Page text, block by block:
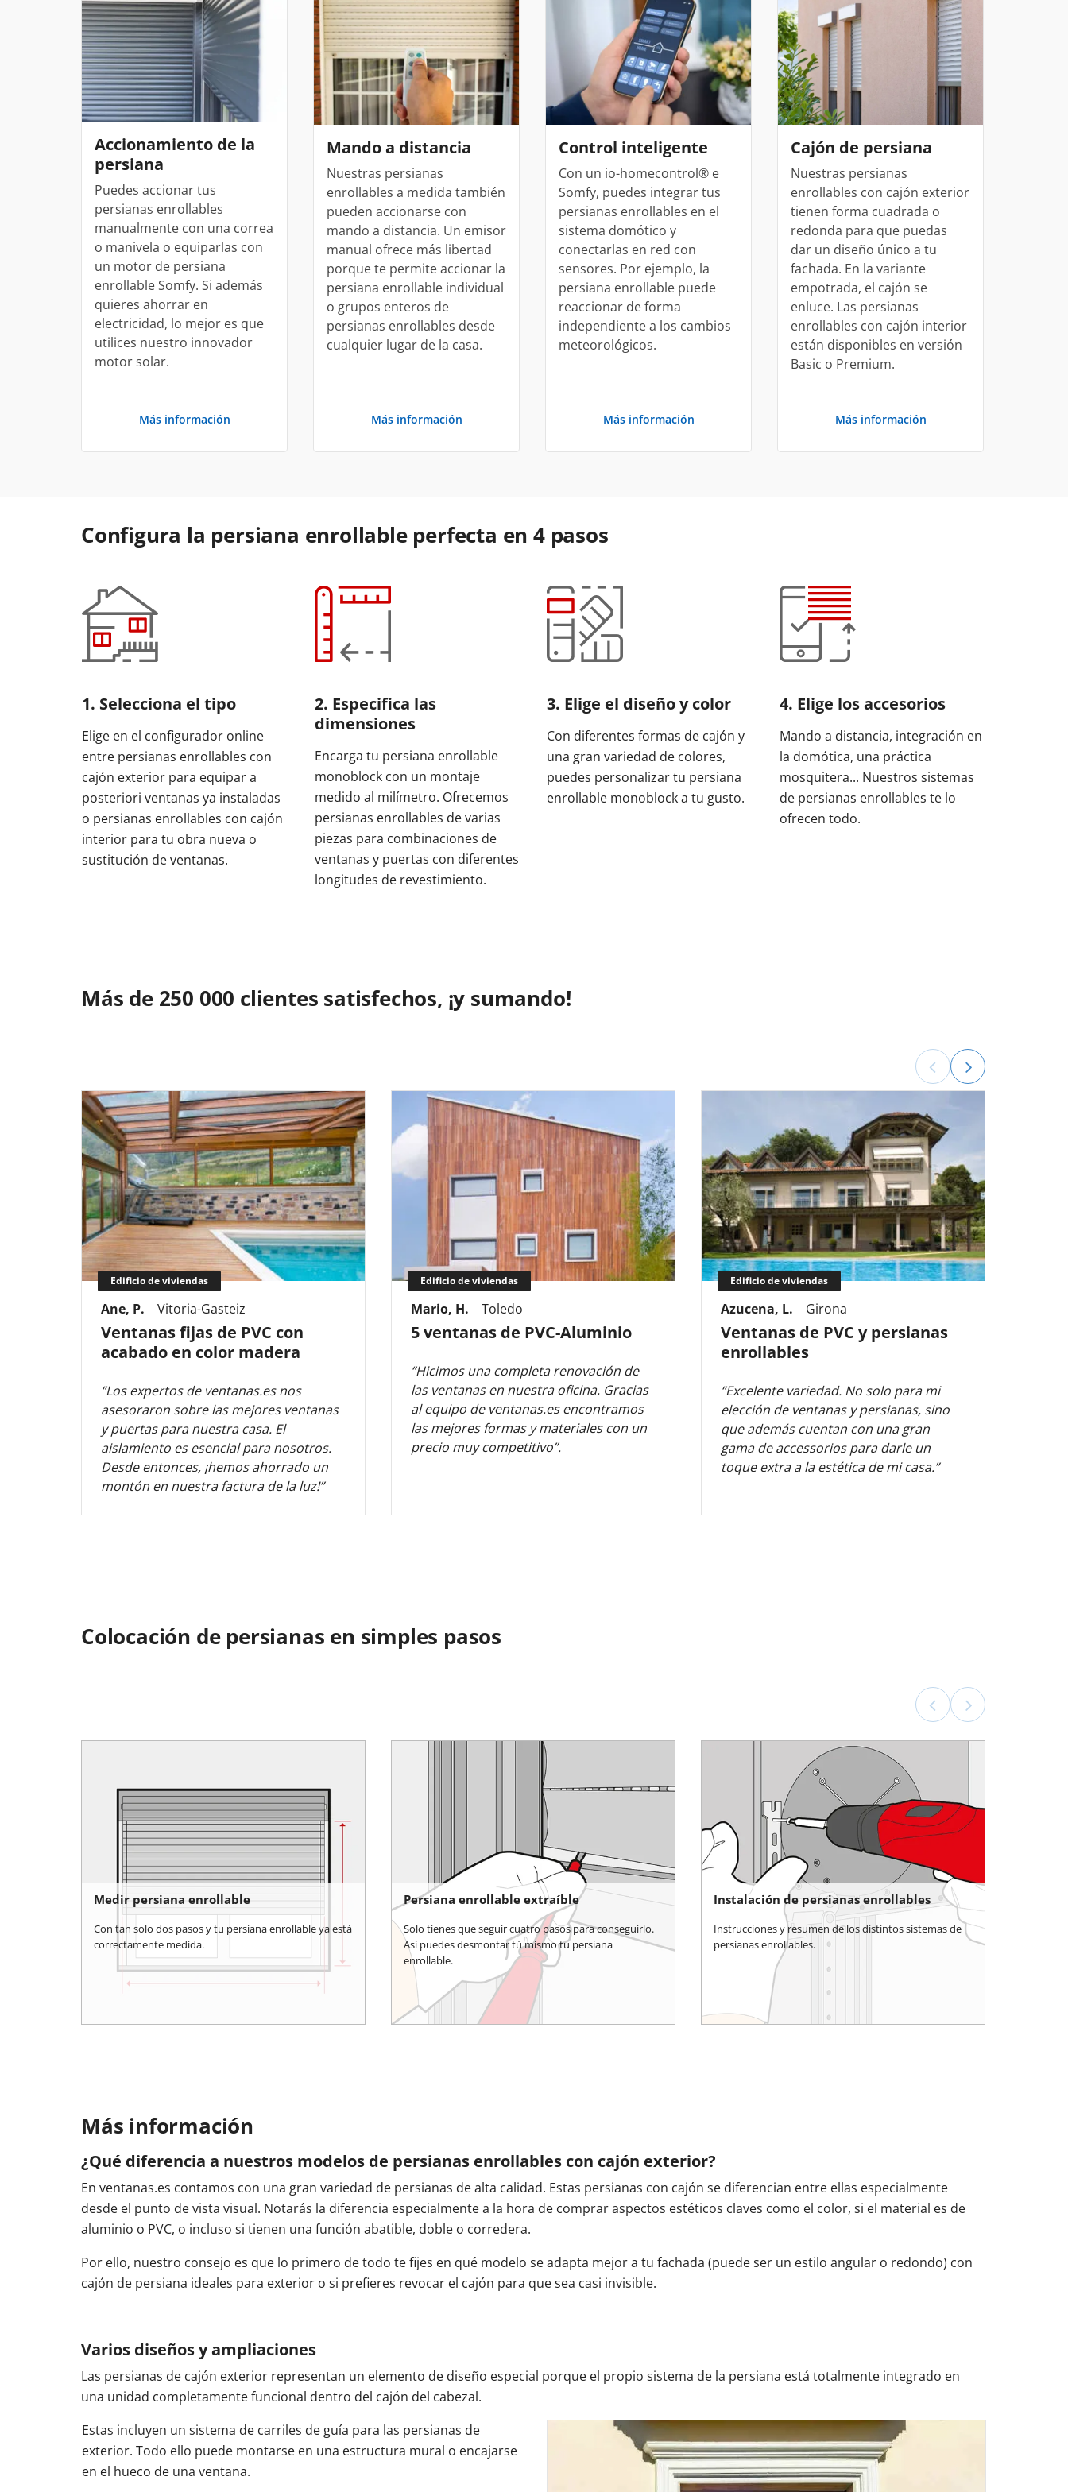
Otros enlaces
Tipos de ventanas Tamaños de las ventanas Colores de las ventanas Ventanas Cortizo Ventanas Veka
Instrucciones y vídeos
Cómo instalar una ventana Cómo ajustar una ventana Vídeos Subvenciones para cambiar ventanas
Otros enlaces
Tamaños balconeras Coste balconeras Balconeras Cortizo Balconeras Veka
Instrucciones y vídeos
Cómo instalar una balconera Cómo ajustar una balconera Videos Descubre nuestras balconeras de aluminio
Otros enlaces
Tamaños puertas entrada Colores puertas de entrada Cerradura eléctrica
Instrucciones y vídeos
Instalar puerta de entrada Ajustar puerta de entrada Videos Descubre nuestras puertas de entrada de aluminio
Accionamiento de la
persiana
Puedes accionar tus
persianas enrollables
manualmente con una correa
o manivela o equiparlas con
un motor de persiana
enrollable Somfy. Si además
quieres ahorrar en
electricidad, lo mejor es que
utilices nuestro innovador
motor solar.
Más información
Mando a distancia
Nuestras persianas
enrollables a medida también
pueden accionarse con
mando a distancia. Un emisor
manual ofrece más libertad
porque te permite accionar la
persiana enrollable individual
o grupos enteros de
persianas enrollables desde
cualquier lugar de la casa.
Más información
Control inteligente
Con un io-homecontrol® e
Somfy, puedes integrar tus
persianas enrollables en el
sistema domótico y
conectarlas en red con
sensores. Por ejemplo, la
persiana enrollable puede
reaccionar de forma
independiente a los cambios
meteorológicos.
Más información
Cajón de persiana
Nuestras persianas
enrollables con cajón exterior
tienen forma cuadrada o
redonda para que puedas
dar un diseño único a tu
fachada. En la variante
empotrada, el cajón se
enluce. Las persianas
enrollables con cajón interior
están disponibles en versión
Basic o Premium.
Más información
Configura la persiana enrollable perfecta en 4 pasos
1. Selecciona el tipo
Elige en el configurador online
entre persianas enrollables con
cajón exterior para equipar a
posteriori ventanas ya instaladas
o persianas enrollables con cajón
interior para tu obra nueva o
sustitución de ventanas.
2. Especifica las
dimensiones
Encarga tu persiana enrollable
monoblock con un montaje
medido al milímetro. Ofrecemos
persianas enrollables de varias
piezas para combinaciones de
ventanas y puertas con diferentes
longitudes de revestimiento.
3. Elige el diseño y color
Con diferentes formas de cajón y
una gran variedad de colores,
puedes personalizar tu persiana
enrollable monoblock a tu gusto.
4. Elige los accesorios
Mando a distancia, integración en
la domótica, una práctica
mosquitera... Nuestros sistemas
de persianas enrollables te lo
ofrecen todo.
Más de 250 000 clientes satisfechos, ¡y sumando!
Edificio de viviendas
Ane, P. Vitoria-Gasteiz
Ventanas fijas de PVC con
acabado en color madera
“Los expertos de ventanas.es nos
asesoraron sobre las mejores ventanas
y puertas para nuestra casa. El
aislamiento es esencial para nosotros.
Desde entonces, ¡hemos ahorrado un
montón en nuestra factura de la luz!”
Edificio de viviendas
Mario, H. Toledo
5 ventanas de PVC-Aluminio
“Hicimos una completa renovación de
las ventanas en nuestra oficina. Gracias
al equipo de ventanas.es encontramos
las mejores formas y materiales con un
precio muy competitivo”.
Edificio de viviendas
Azucena, L. Girona
Ventanas de PVC y persianas
enrollables
“Excelente variedad. No solo para mi
elección de ventanas y persianas, sino
que además cuentan con una gran
gama de accessorios para darle un
toque extra a la estética de mi casa.”
Colocación de persianas en simples pasos
Medir persiana enrollable
Con tan solo dos pasos y tu persiana enrollable ya está
correctamente medida.
Persiana enrollable extraíble
Solo tienes que seguir cuatro pasos para conseguirlo.
Así puedes desmontar tú mismo tu persiana
enrollable.
Instalación de persianas enrollables
Instrucciones y resumen de los distintos sistemas de
persianas enrollables.
Más información
¿Qué diferencia a nuestros modelos de persianas enrollables con cajón exterior?
En ventanas.es contamos con una gran variedad de persianas de alta calidad. Estas persianas con cajón se diferencian entre ellas especialmente
desde el punto de vista visual. Notarás la diferencia especialmente a la hora de comprar aspectos estéticos claves como el color, si el material es de
aluminio o PVC, o incluso si tienen una función abatible, doble o corredera.
Por ello, nuestro consejo es que lo primero de todo te fijes en qué modelo se adapta mejor a tu fachada (puede ser un estilo angular o redondo) con
cajón de persiana ideales para exterior o si prefieres revocar el cajón para que sea casi invisible.
Varios diseños y ampliaciones
Las persianas de cajón exterior representan un elemento de diseño especial porque el propio sistema de la persiana está totalmente integrado en
una unidad completamente funcional dentro del cajón del cabezal.
Estas incluyen un sistema de carriles de guía para las persianas de
exterior. Todo ello puede montarse en una estructura mural o encajarse
en el hueco de una ventana.